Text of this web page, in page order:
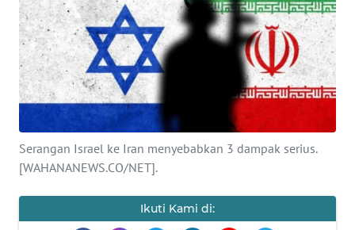
Serangan Israel ke Iran menyebabkan 3 dampak serius.
[WAHANANEWS.CO/NET].
Ikuti Kami di:
KESEHATAN
INTERNASIONAL
SERBA-SERBI
PENDIDIKAN
OLAHRAGA